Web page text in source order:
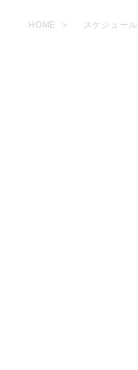
HOME スケジュール